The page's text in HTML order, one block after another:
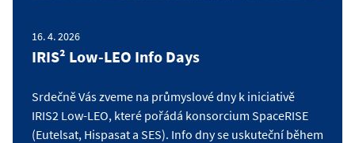
16. 4. 2026
IRIS² Low-LEO Info Days
Srdečně Vás zveme na průmyslové dny k iniciativě
IRIS2 Low-LEO, které pořádá konsorcium SpaceRISE
(Eutelsat, Hispasat a SES). Info dny se uskuteční během